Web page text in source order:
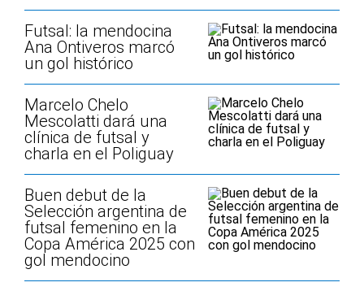
Futsal: la mendocina
Ana Ontiveros marcó
un gol histórico
Marcelo Chelo
Mescolatti dará una
clínica de futsal y
charla en el Poliguay
Buen debut de la
Selección argentina de
futsal femenino en la
Copa América 2025 con
gol mendocino